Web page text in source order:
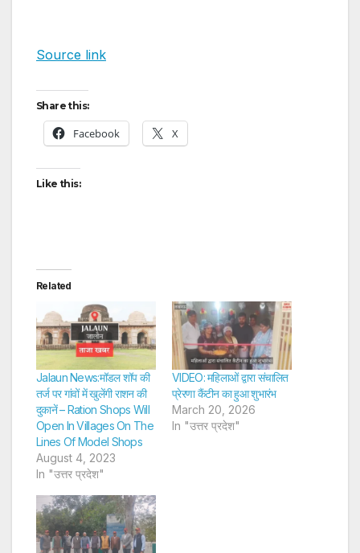
Source link
Share this:
Facebook X
Like this:
Related
Jalaun News:मॉडल शॉप की
तर्ज पर गांवों में खुलेंगी राशन की
दुकानें – Ration Shops Will
Open In Villages On The
Lines Of Model Shops
August 4, 2023
In "उत्तर प्रदेश"
VIDEO: महिलाओं द्वारा संचालित
प्रेरणा कैंटीन का हुआ शुभारंभ
March 20, 2026
In "उत्तर प्रदेश"